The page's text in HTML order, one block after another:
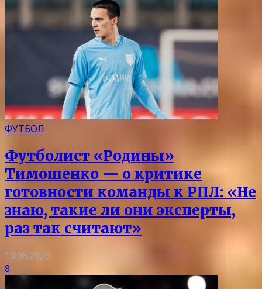
ФУТБОЛ
Футболист «Родины»
Тимошенко — о критике
готовности команды к РПЛ: «Не
знаю, такие ли они эксперты,
раз так считают»
10.08.2026
8